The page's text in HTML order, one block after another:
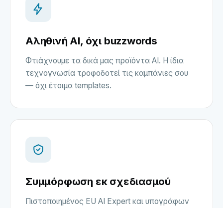
Αληθινή AI, όχι buzzwords
Φτιάχνουμε τα δικά μας προϊόντα AI. Η ίδια
τεχνογνωσία τροφοδοτεί τις καμπάνιες σου
— όχι έτοιμα templates.
Συμμόρφωση εκ σχεδιασμού
Πιστοποιημένος EU AI Expert και υπογράφων